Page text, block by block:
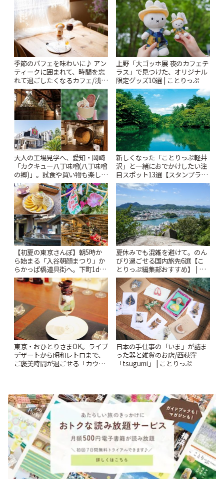
季節のパフェを味わいに♪ アン
ティークに囲まれて、時間を忘
れて過ごしたくなるカフェ/浅草
「annorum cafe」 | ことりっぷ
上野「大ゴッホ展 夜のカフェテ
ラス」で見つけた、オリジナル
限定グッズ10選 | ことりっぷ
大人の工場見学へ、愛知・岡崎
「カクキュー八丁味噌(八丁味噌
の郷)」。試食や買い物も楽しみ
♪ | ことりっぷ
新しくなった「ことりっぷ軽井
沢」と一緒におでかけしたい注
目スポット13選【スタンプラリ
ー開催中】 | ことりっぷ
【初夏の東京さんぽ】朝5時か
ら始まる「入谷朝顔まつり」か
らかっぱ橋道具街へ。下町1day
さんぽプラン | ことりっぷ
夏休みでも混雑を避けて。のん
びり過ごせる国内旅先6選【こ
とりっぷ編集部おすすめ】 | こ
とりっぷ
東京・おひとりさまOK。ライブ
デザートから昭和レトロまで、
ご褒美時間が過ごせる「カウン
日本の手仕事の「いま」が詰ま
った器と雑貨のお店/西荻窪
「tsugumi」 | ことりっぷ